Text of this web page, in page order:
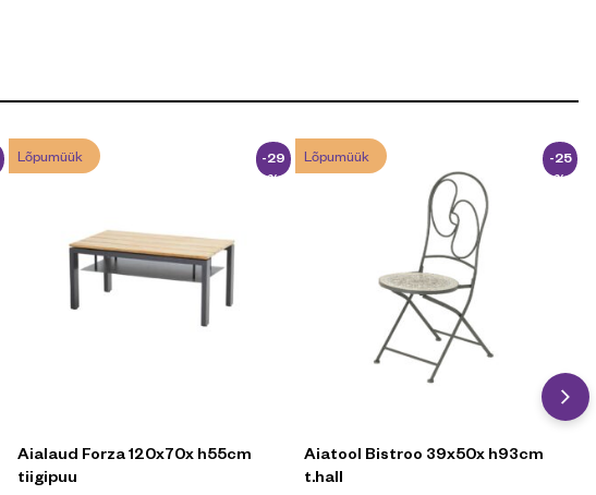
Lõpumüük
-29
%
Aialaud Forza 120x70x h55cm
tiigipuu
Lõpumüük
-25
%
Aiatool Bistroo 39x50x h93cm
t.hall